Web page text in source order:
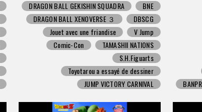
DRAGON BALL GEKISHIN SQUADRA
BNE
DRAGON BALL XENOVERSE ３
DBSCG
Jouet avec une friandise
V Jump
Comic-Con
TAMASHII NATIONS
S.H.Figuarts
Toyotarou a essayé de dessiner
JUMP VICTORY CARNIVAL